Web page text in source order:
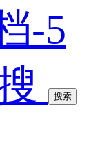
-5
搜索